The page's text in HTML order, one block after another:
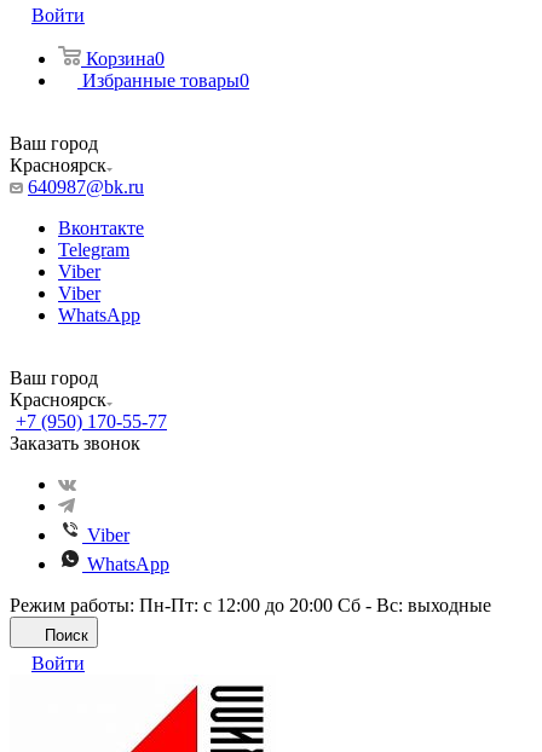
Войти
Корзина0
Избранные товары0
Ваш город
Красноярск
640987@bk.ru
Вконтакте
Telegram
Viber
Viber
WhatsApp
Ваш город
Красноярск
+7 (950) 170-55-77
Заказать звонок
Viber
WhatsApp
Режим работы: Пн-Пт: с 12:00 до 20:00 Сб - Вс: выходные
Поиск
Войти